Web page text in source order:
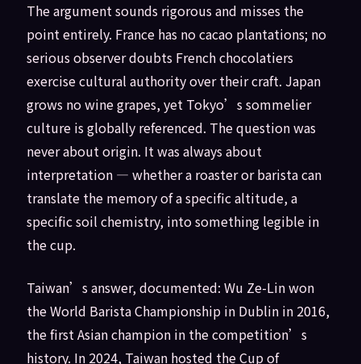
The argument sounds rigorous and misses the
point entirely. France has no cacao plantations; no
serious observer doubts French chocolatiers
exercise cultural authority over their craft. Japan
grows no wine grapes, yet Tokyo’s sommelier
culture is globally referenced. The question was
never about origin. It was always about
interpretation — whether a roaster or barista can
translate the memory of a specific altitude, a
specific soil chemistry, into something legible in
the cup.
Taiwan’s answer, documented: Wu Ze-Lin won
the World Barista Championship in Dublin in 2016,
the first Asian champion in the competition’s
history. In 2024, Taiwan hosted the Cup of